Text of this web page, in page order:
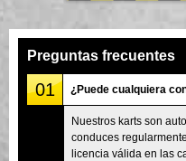
Tokyo Shinagawa
Tokyo Shibuya Annex
Preguntas frecuentes
01 ¿Puede cualquiera
Nuestros karts son
conduces
licencia válida en las